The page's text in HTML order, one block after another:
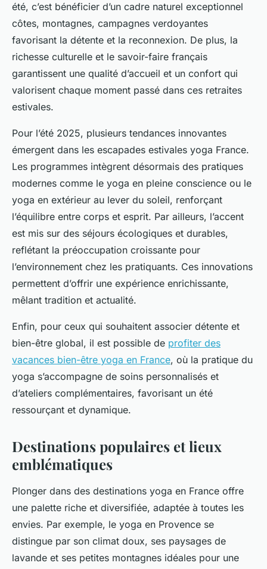
été, c’est bénéficier d’un cadre naturel exceptionnel
côtes, montagnes, campagnes verdoyantes
favorisant la détente et la reconnexion. De plus, la
richesse culturelle et le savoir-faire français
garantissent une qualité d’accueil et un confort qui
valorisent chaque moment passé dans ces retraites
estivales.
Pour l’été 2025, plusieurs tendances innovantes
émergent dans les escapades estivales yoga France.
Les programmes intègrent désormais des pratiques
modernes comme le yoga en pleine conscience ou le
yoga en extérieur au lever du soleil, renforçant
l’équilibre entre corps et esprit. Par ailleurs, l’accent
est mis sur des séjours écologiques et durables,
reflétant la préoccupation croissante pour
l’environnement chez les pratiquants. Ces innovations
permettent d’offrir une expérience enrichissante,
mêlant tradition et actualité.
Enfin, pour ceux qui souhaitent associer détente et
bien-être global, il est possible de profiter des
vacances bien-être yoga en France, où la pratique du
yoga s’accompagne de soins personnalisés et
d’ateliers complémentaires, favorisant un été
ressourçant et dynamique.
Destinations populaires et lieux
emblématiques
Plonger dans des destinations yoga en France offre
une palette riche et diversifiée, adaptée à toutes les
envies. Par exemple, le yoga en Provence se
distingue par son climat doux, ses paysages de
lavande et ses petites montagnes idéales pour une